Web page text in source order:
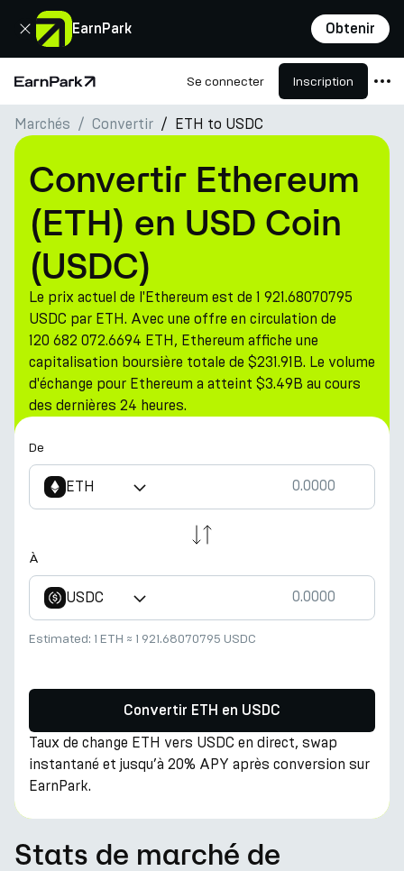
EarnPark Obtenir
Fermer
Page d'accueil Se connecter Inscription
Produits
Marchés
Calculatrices
PARK Token
Ressources
Entreprise
Marchés Convertir ETH to USDC
Convertir Ethereum
(ETH) en USD Coin
(USDC)
Le prix actuel de l'Ethereum est de 1 921.68070795
USDC par ETH. Avec une offre en circulation de
120 682 072.6694 ETH, Ethereum affiche une
capitalisation boursière totale de $231.91B. Le volume
d'échange pour Ethereum a atteint $3.49B au cours
des dernières 24 heures.
De
ETH
À
USDC
Estimated: 1 ETH ≈ 1 921.68070795 USDC
Convertir ETH en USDC
Taux de change ETH vers USDC en direct, swap
instantané et jusqu’à 20% APY après conversion sur
EarnPark.
Stats de marché de